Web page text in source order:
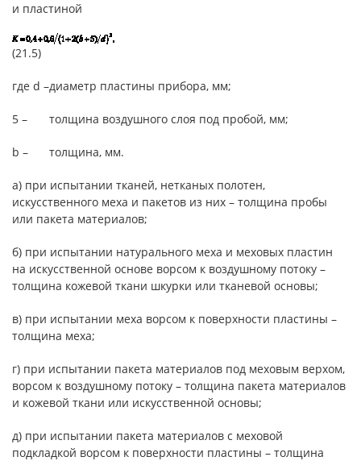
и пластиной
(21.5)
где d –диаметр пластины прибора, мм;
5 – толщина воздушного слоя под пробой, мм;
b – толщина, мм.
а) при испытании тканей, нетканых полотен,
искусственного меха и пакетов из них – толщина пробы
или пакета материалов;
б) при испытании натурального меха и меховых пластин
на искусственной основе ворсом к воздушному потоку –
толщина кожевой ткани шкурки или тканевой основы;
в) при испытании меха ворсом к поверхности пластины –
толщина меха;
г) при испытании пакета материалов под меховым верхом,
ворсом к воздушному потоку – толщина пакета материалов
и кожевой ткани или искусственной основы;
д) при испытании пакета материалов с меховой
подкладкой ворсом к поверхности пластины – толщина